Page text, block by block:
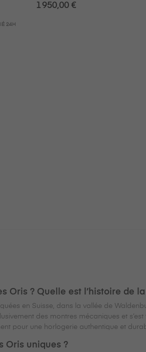
1 950,00 €
24H
Oris ? Quelle est l’histoire de
en Suisse, dans la vallée de
des montres mécaniques et
pour une horlogerie authentique et
Oris uniques ?